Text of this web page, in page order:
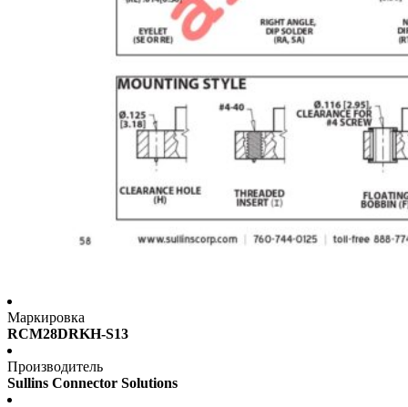
Маркировка
RCM28DRKH-S13
Производитель
Sullins Connector Solutions